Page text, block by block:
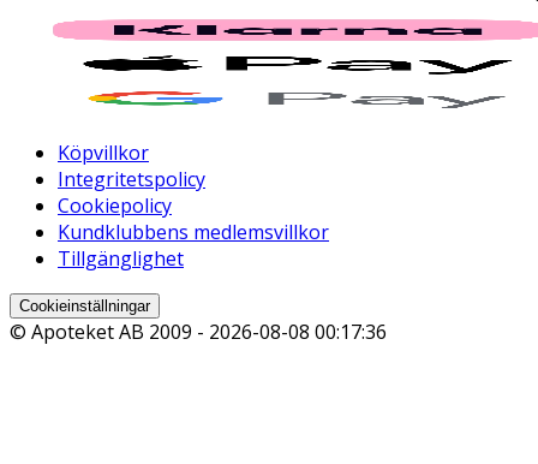
Köpvillkor
Integritetspolicy
Cookiepolicy
Kundklubbens medlemsvillkor
Tillgänglighet
Cookieinställningar
© Apoteket AB 2009 - 2026-08-08 00:17:36